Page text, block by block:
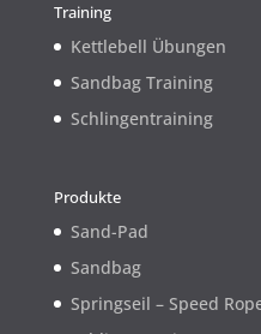
Training
Kettlebell Übungen
Sandbag Training
Schlingentraining
Produkte
Sand-Pad
Sandbag
Springseil – Speed